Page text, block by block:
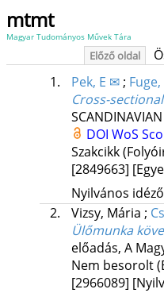
mtmt
Magyar Tudományos Művek Tára
Előző oldal
1. Pek, E ✉; Fuge,
Cross-
DOI WoS
Szakcikk
[2849663]
Nyilvános
2.
Vizsy, Mária ;
Ülőmunka
előadás, A
Nem besorolt
[2966089]